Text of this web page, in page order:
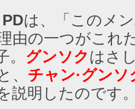
は、「このメ
由の一つがこれ
グンソクはさ
、 チャン·グンソ
説明したのです